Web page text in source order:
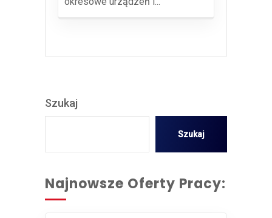
Szukaj
Szukaj
Najnowsze Oferty Pracy: